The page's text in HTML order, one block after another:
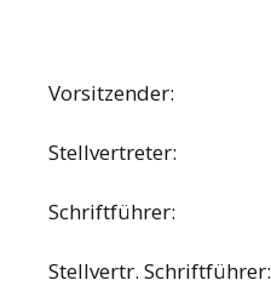
Vorsitzender:
Stellvertreter:
Schriftführer:
Stellvertr. Schriftführer: